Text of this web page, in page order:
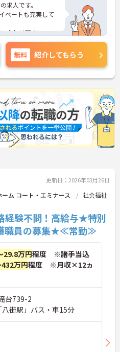
求人です。
ベートも充実して
合わせ下さい。
無料 紹介してもらう
更新日：2026年03月26日
ム コート・エミナース
社会福祉
経験不問！高給与★特別
職員の募集★≪常勤≫
29.8万円程度 ※諸手当込
万円程度 ※月収×12ヵ
台739-2
八街駅」バス・車15分